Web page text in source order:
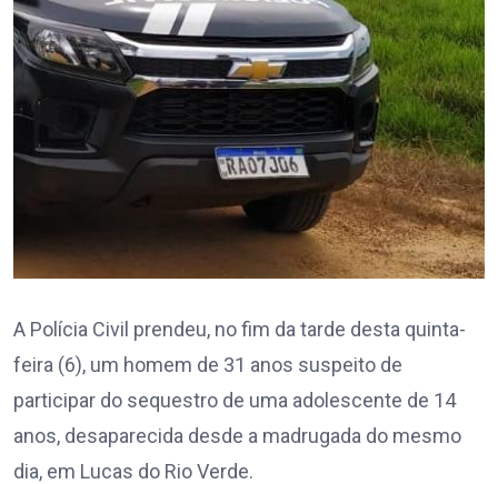
A Polícia Civil prendeu, no fim da tarde desta quinta-
feira (6), um homem de 31 anos suspeito de
participar do sequestro de uma adolescente de 14
anos, desaparecida desde a madrugada do mesmo
dia, em Lucas do Rio Verde.